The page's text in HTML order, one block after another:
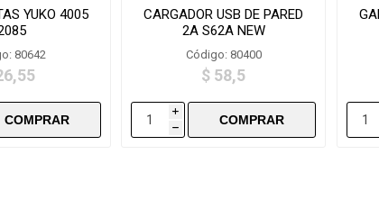
YUKO 4005
80642
CARGADOR USB DE PARED
2A S62A NEW
Código: 80400
$ 58,5
i
h